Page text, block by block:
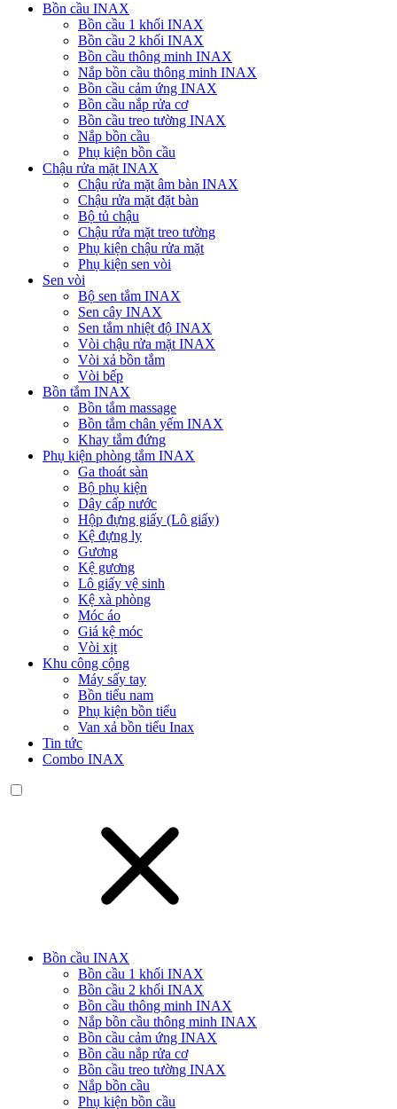
Bồn cầu INAX
Bồn cầu 1 khối INAX
Bồn cầu 2 khối INAX
Bồn cầu thông minh INAX
Nắp bồn cầu thông minh INAX
Bồn cầu cảm ứng INAX
Bồn cầu nắp rửa cơ
Bồn cầu treo tường INAX
Nắp bồn cầu
Phụ kiện bồn cầu
Chậu rửa mặt INAX
Chậu rửa mặt âm bàn INAX
Chậu rửa mặt đặt bàn
Bộ tủ chậu
Chậu rửa mặt treo tường
Phụ kiện chậu rửa mặt
Phụ kiện sen vòi
Sen vòi
Bộ sen tắm INAX
Sen cây INAX
Sen tắm nhiệt độ INAX
Vòi chậu rửa mặt INAX
Vòi xả bồn tắm
Vòi bếp
Bồn tắm INAX
Bồn tắm massage
Bồn tắm chân yếm INAX
Khay tắm đứng
Phụ kiện phòng tắm INAX
Ga thoát sàn
Bộ phụ kiện
Dây cấp nước
Hộp đựng giấy (Lô giấy)
Kệ đựng ly
Gương
Kệ gương
Lô giấy vệ sinh
Kệ xà phòng
Móc áo
Giá kệ móc
Vòi xịt
Khu công cộng
Máy sấy tay
Bồn tiểu nam
Phụ kiện bồn tiểu
Van xả bồn tiểu Inax
Tin tức
Combo INAX
Bồn cầu INAX
Bồn cầu 1 khối INAX
Bồn cầu 2 khối INAX
Bồn cầu thông minh INAX
Nắp bồn cầu thông minh INAX
Bồn cầu cảm ứng INAX
Bồn cầu nắp rửa cơ
Bồn cầu treo tường INAX
Nắp bồn cầu
Phụ kiện bồn cầu